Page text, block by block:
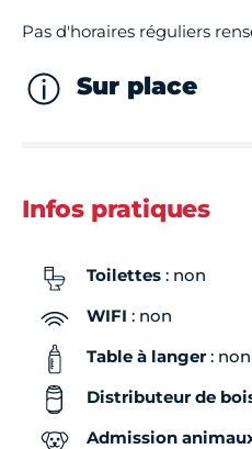
Pas d'horaires réguliers
Sur place
Infos pratiques
Toilettes : non
WIFI : non
Table à langer: non
Distributeur de
Admission